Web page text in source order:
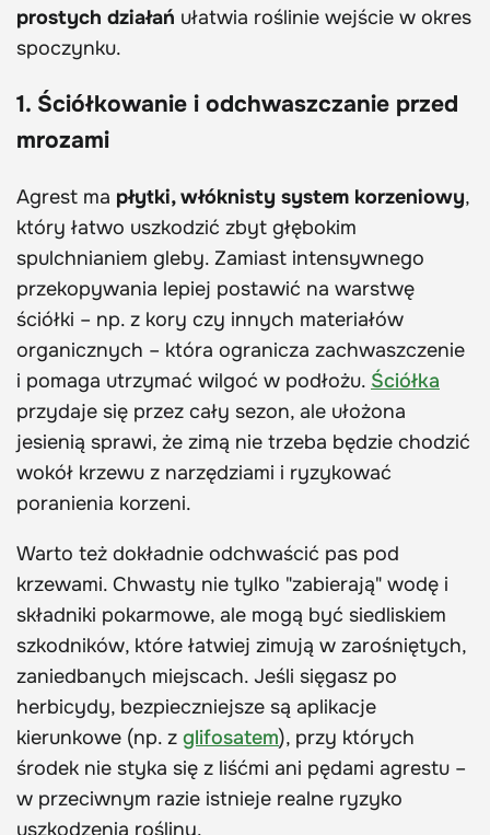
prostych działań ułatwia roślinie wejście w okres
spoczynku.
1. Ściółkowanie i odchwaszczanie przed
mrozami
Agrest ma płytki, włóknisty system korzeniowy,
który łatwo uszkodzić zbyt głębokim
spulchnianiem gleby. Zamiast intensywnego
przekopywania lepiej postawić na warstwę
ściółki – np. z kory czy innych materiałów
organicznych – która ogranicza zachwaszczenie
i pomaga utrzymać wilgoć w podłożu. Ściółka
przydaje się przez cały sezon, ale ułożona
jesienią sprawi, że zimą nie trzeba będzie chodzić
wokół krzewu z narzędziami i ryzykować
poranienia korzeni.
Warto też dokładnie odchwaścić pas pod
krzewami. Chwasty nie tylko "zabierają" wodę i
składniki pokarmowe, ale mogą być siedliskiem
szkodników, które łatwiej zimują w zarośniętych,
zaniedbanych miejscach. Jeśli sięgasz po
herbicydy, bezpieczniejsze są aplikacje
kierunkowe (np. z glifosatem), przy których
środek nie styka się z liśćmi ani pędami agrestu –
w przeciwnym razie istnieje realne ryzyko
uszkodzenia rośliny.